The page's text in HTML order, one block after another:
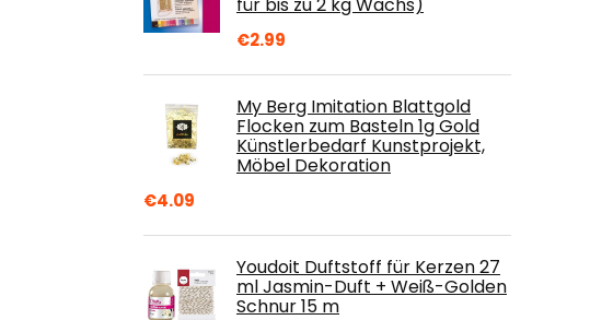
€2.99
My Berg Imitation Blattgold
Flocken zum Basteln 1g Gold
Künstlerbedarf Kunstprojekt,
Möbel Dekoration
€4.09
Youdoit Duftstoff für Kerzen 27
ml Jasmin-Duft + Weiß-Golden
Schnur 15 m